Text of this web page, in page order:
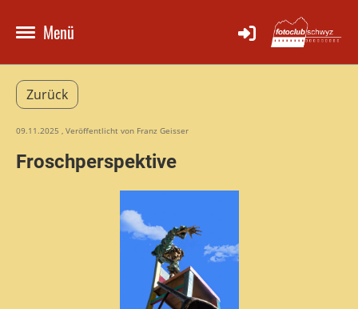
Menü
Zurück
09.11.2025 , Veröffentlicht von Franz Geisser
Froschperspektive